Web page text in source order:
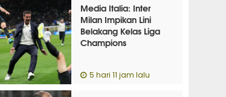
Media Italia: Inter
Milan Impikan Lini
Belakang Kelas Liga
Champions
5 hari 11 jam lalu